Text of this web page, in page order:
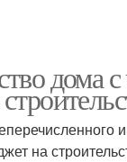
дома с
на